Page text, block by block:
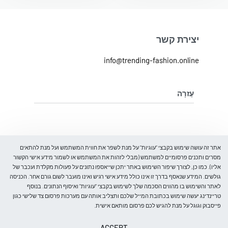
יצירת קשר
info@trending-fashion.online
עֶזרָה
בלוג
עלינו
צור קשר
קבל 5% הנחה
הרכישה הראשונה שלך
ותהיו הראשונים לדעת על כניסות חדשות, מבצעים מיוחדים, אירועים
אתר זה עושה שימוש בקבצי "עוגיות" על מנת לשפר את חווית המשתמש ועל מנת להתאים
מסרים ותכנים פרסומיים למשתמש (מבלי לזהות את המשתמש או לשמור מידע אישי הקשור
אליו). כמו כן, לצורך שיפור השימוש באתר יתכן שייאספו נתונים על פעולות מקלדת ועכבר של
גולשים. המידע שנאסף בדרך זו אינו כולל מידע אישי רגיש ואינו מועבר לשום גורם אחר. הכניסה
לאתר והשימוש בו מהווים הסכמה שלך לשימוש בקבצי "עוגיות" ואיסוף הנתונים. בנוסף
טריינדינג יעשה שימוש בכתובת המייל שלכם ותצליב אותה עם מערכות פרסום צד שלישי כגון
פייסבוק וגוגל על מנת להגיש לכם פרסום מותאם אישית.